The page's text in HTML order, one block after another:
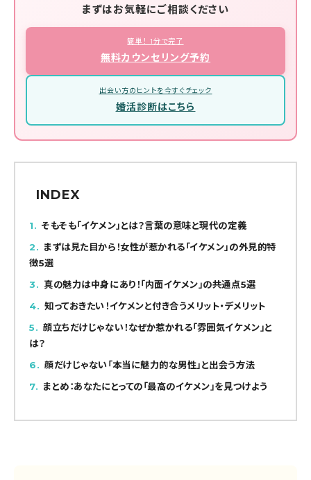
まずはお気軽にご相談ください
簡単！ 1分で完了
無料カウンセリング予約
出会い方のヒントを今すぐチェック
婚活診断はこちら
INDEX
1
そもそも「イケメン」とは？言葉の意味と現代の定義
2
まずは見た目から！女性が惹かれる「イケメン」の外見的特
徴5選
3
真の魅力は中身にあり！「内面イケメン」の共通点5選
4
知っておきたい！イケメンと付き合うメリット・デメリット
5
顔立ちだけじゃない！なぜか惹かれる「雰囲気イケメン」と
は？
6
顔だけじゃない「本当に魅力的な男性」と出会う方法
7
まとめ：あなたにとっての「最高のイケメン」を見つけよう